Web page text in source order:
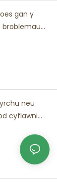
gan y
broblemau
neu
cyflawni